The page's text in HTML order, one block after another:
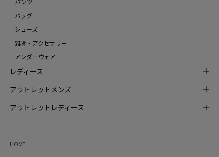
パンツ
バッグ
シューズ
雑貨・アクセサリー
アンダーウェア
レディース
アウトレットメンズ
アウトレットレディース
HOME